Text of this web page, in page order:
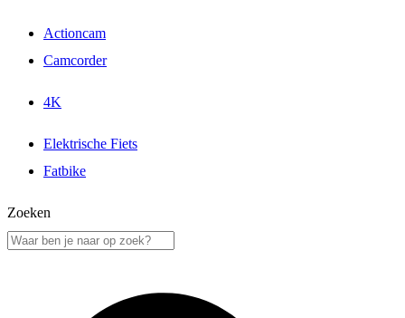
Actioncam
Camcorder
4K
Elektrische Fiets
Fatbike
Zoeken